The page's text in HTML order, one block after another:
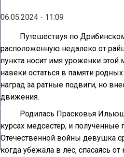
06.05.2024 - 11:09
Путешествуя по
расположенную недалеко от
пункта носит имя уроженки этой
навеки остаться в памяти
наград за ратные подвиги, но
движения.
Родилась Прасковья
курсах медсестер, и
Отечественной войны девушка
когда убежала в лес, спасаясь